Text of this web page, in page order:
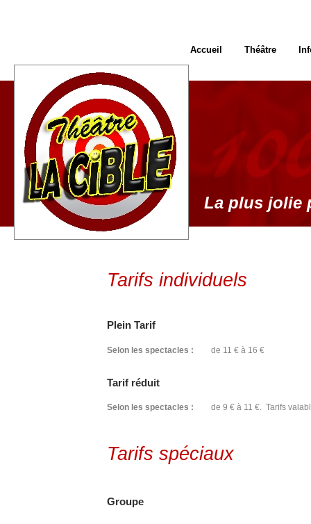
Tarifs individuels
Plein Tarif
Selon les spectacles : de 11 € à 16 €
Tarif réduit
Selon les spectacles : de 9 € à 11 €. Tarifs
Tarifs spéciaux
Groupe
La plus jolie
Accueil Théâtre